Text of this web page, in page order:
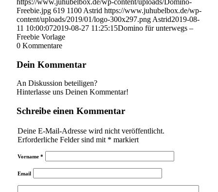
https://www.juhubelbox.de/wp-content/uploads/Domino-
Freebie.jpg 619 1100 Astrid https://www.juhubelbox.de/wp-
content/uploads/2019/01/logo-300x297.png Astrid2019-08-
11 10:00:072019-08-27 11:25:15Domino für unterwegs –
Freebie Vorlage
0 Kommentare
Dein Kommentar
An Diskussion beteiligen?
Hinterlasse uns Deinen Kommentar!
Schreibe einen Kommentar
Deine E-Mail-Adresse wird nicht veröffentlicht.
Erforderliche Felder sind mit * markiert
Vorname *
Email